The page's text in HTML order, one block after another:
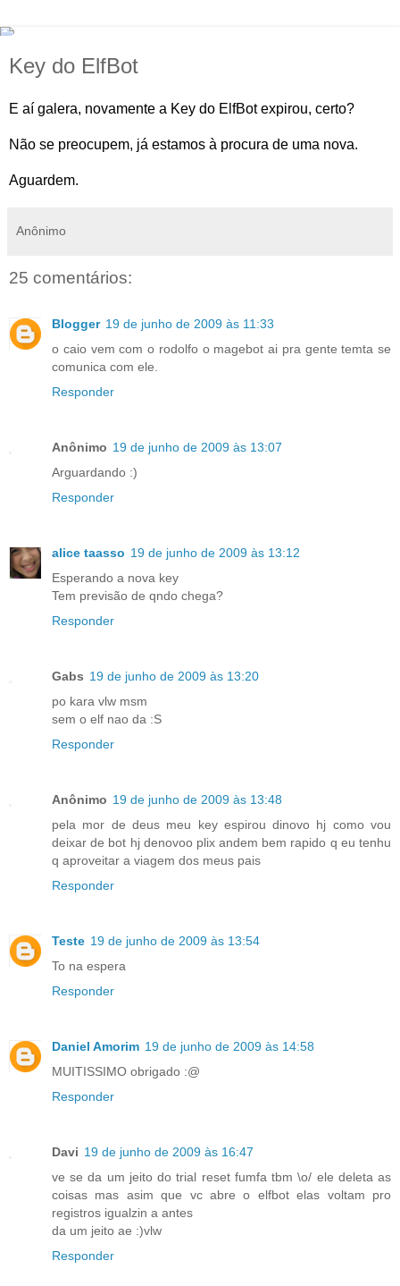
Key do ElfBot
E aí galera, novamente a Key do ElfBot expirou, certo?
Não se preocupem, já estamos à procura de uma nova.
Aguardem.
Anônimo
25 comentários:
Blogger 19 de junho de 2009 às 11:33
o caio vem com o rodolfo o magebot ai pra gente temta se
comunica com ele.
Responder
Anônimo 19 de junho de 2009 às 13:07
Arguardando :)
Responder
alice taasso 19 de junho de 2009 às 13:12
Esperando a nova key
Tem previsão de qndo chega?
Responder
Gabs 19 de junho de 2009 às 13:20
po kara vlw msm
sem o elf nao da :S
Responder
Anônimo 19 de junho de 2009 às 13:48
pela mor de deus meu key espirou dinovo hj como vou
deixar de bot hj denovoo plix andem bem rapido q eu tenhu
q aproveitar a viagem dos meus pais
Responder
Teste 19 de junho de 2009 às 13:54
To na espera
Responder
Daniel Amorim 19 de junho de 2009 às 14:58
MUITISSIMO obrigado :@
Responder
Davi 19 de junho de 2009 às 16:47
ve se da um jeito do trial reset fumfa tbm \o/ ele deleta as
coisas mas asim que vc abre o elfbot elas voltam pro
registros igualzin a antes
da um jeito ae :)vlw
Responder